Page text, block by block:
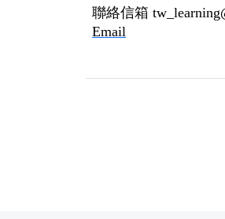
聯絡信箱
Email